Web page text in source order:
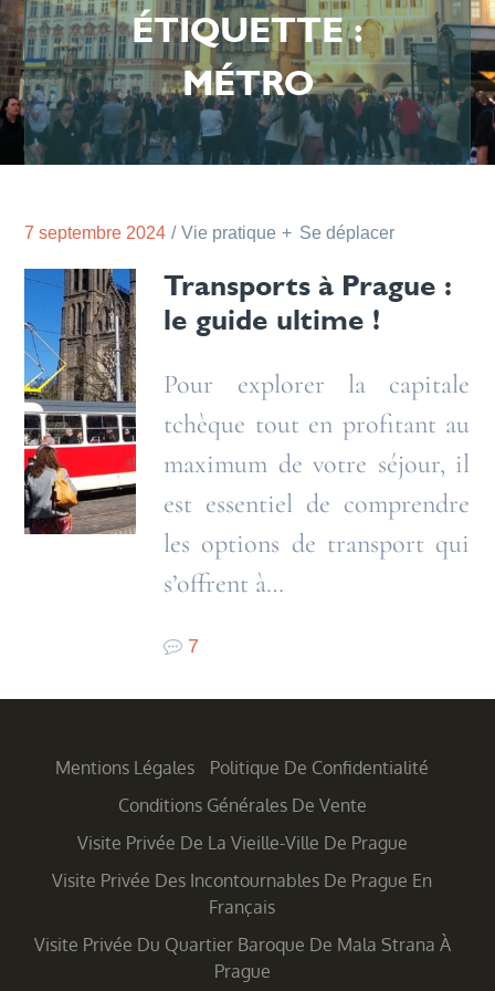
ÉTIQUETTE :
MÉTRO
7 septembre 2024 Vie pratique Se déplacer
Transports à Prague :
le guide ultime !
Pour explorer la capitale
tchèque tout en profitant au
maximum de votre séjour, il
est essentiel de comprendre
les options de transport qui
s’offrent à…
7
Mentions Légales
Politique De Confidentialité
Conditions Générales De Vente
Visite Privée De La Vieille-Ville De Prague
Visite Privée Des Incontournables De Prague En
Français
Visite Privée Du Quartier Baroque De Mala Strana À
Prague